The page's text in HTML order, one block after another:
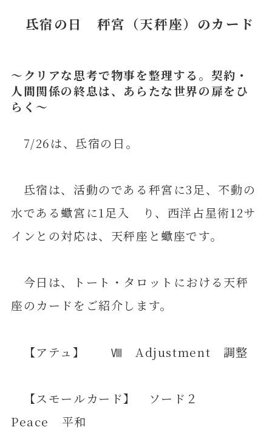
氐宿の日 秤宮（天秤座）のカード
～クリアな思考で物事を整理する。契約・
人間関係の終息は、あらたな世界の扉をひ
らく～
7/26は、氐宿の日。
氐宿は、活動のである秤宮に3足、不動の
水である蠍宮に1足入 り、西洋占星術12サ
インとの対応は、天秤座と蠍座です。
今日は、トート・タロットにおける天秤
座のカードをご紹介します。
【アテュ】 Ⅷ Adjustment 調整
【スモールカード】 ソード２
Peace 平和